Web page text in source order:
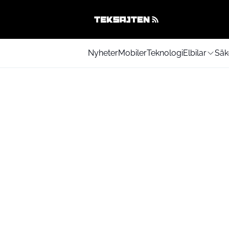
NyheterMobilerTeknologiElbilar